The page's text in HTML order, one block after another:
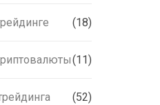
(18)
(11)
(52)